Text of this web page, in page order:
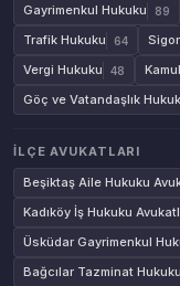
Gayrimenkul Hukuku 89
Trafik Hukuku 64
Vergi Hukuku 48
Göç ve Vatandaşlık
İLÇE AVUKATLARI
Beşiktaş Aile Hukuku
Kadıköy İş Hukuku
Üsküdar Gayrimenkul
Bağcılar Tazminat